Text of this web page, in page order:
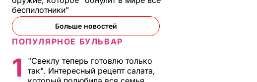
беспилотники"
Больше новостей
ПОПУЛЯРНОЕ БУЛЬВАР
1
"Свеклу теперь готовлю только
так". Интересный рецепт салата,